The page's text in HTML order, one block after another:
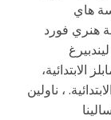
هاي
هنري فورد
الابتدائية،
، ناولين